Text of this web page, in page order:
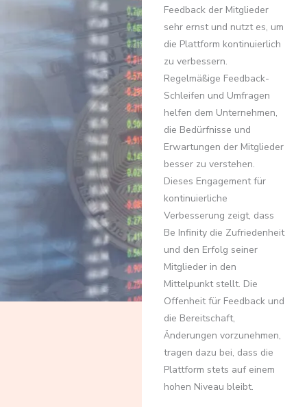
Feedback der Mitglieder
sehr ernst und nutzt es, um
die Plattform kontinuierlich
zu verbessern.
Regelmäßige Feedback-
Schleifen und Umfragen
helfen dem Unternehmen,
die Bedürfnisse und
Erwartungen der Mitglieder
besser zu verstehen.
Dieses Engagement für
kontinuierliche
Verbesserung zeigt, dass
Be Infinity die Zufriedenheit
und den Erfolg seiner
Mitglieder in den
Mittelpunkt stellt. Die
Offenheit für Feedback und
die Bereitschaft,
Änderungen vorzunehmen,
tragen dazu bei, dass die
Plattform stets auf einem
hohen Niveau bleibt.